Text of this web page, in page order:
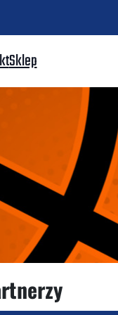
Sklep